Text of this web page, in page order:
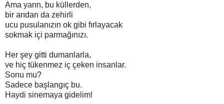
Ama yarın, bu küllerden,
bir arıdan da zehirli
ucu pusulanızın ok gibi fırlayacak
sokmak içi parmağınızı.
Her şey gitti dumanlarla,
ve hiç tükenmez iç çeken insanlar.
Sonu mu?
Sadece başlangıç bu.
Haydi sinemaya gidelim!